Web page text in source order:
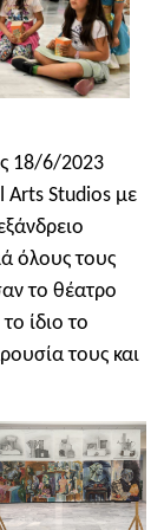
18/6/2023
Arts Studios με
όλους τους
το θέατρο
ίδιο το
τους και